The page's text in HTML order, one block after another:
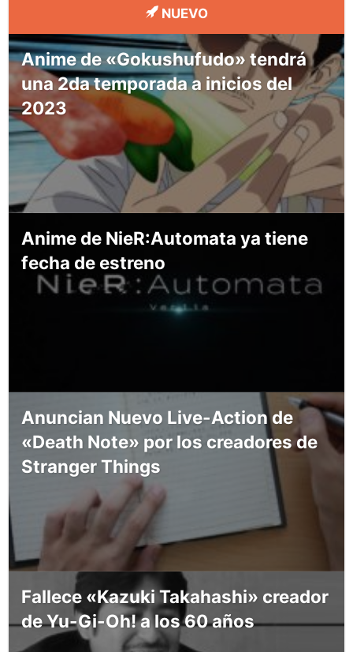
NUEVO
Anime de «Gokushufudo» tendrá
una 2da temporada a inicios del
2023
Anime de NieR:Automata ya tiene
fecha de estreno
Anuncian Nuevo Live-Action de
«Death Note» por los creadores de
Stranger Things
Fallece «Kazuki Takahashi» creador
de Yu-Gi-Oh! a los 60 años